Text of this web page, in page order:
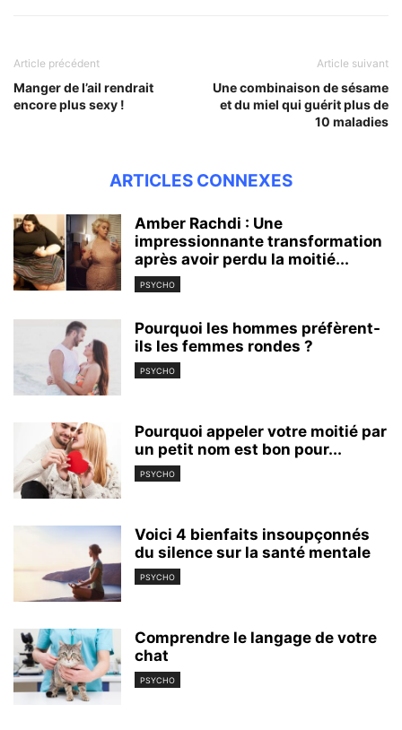
Article précédent
Manger de l’ail rendrait
encore plus sexy !
Article suivant
Une combinaison de sésame
et du miel qui guérit plus de
10 maladies
ARTICLES CONNEXES
Amber Rachdi : Une
impressionnante transformation
après avoir perdu la moitié...
PSYCHO
Pourquoi les hommes préfèrent-
ils les femmes rondes ?
PSYCHO
Pourquoi appeler votre moitié par
un petit nom est bon pour...
PSYCHO
Voici 4 bienfaits insoupçonnés
du silence sur la santé mentale
PSYCHO
Comprendre le langage de votre
chat
PSYCHO